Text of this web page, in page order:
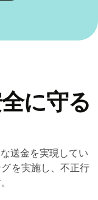
に守る
送金を実現してい
を実施し、不正行